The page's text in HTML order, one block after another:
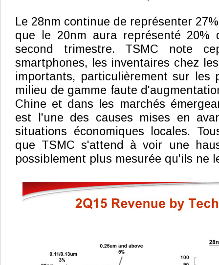
Le 28nm continue de représenter
que le 20nm aura représenté 20%
second trimestre. TSMC note
smartphones, les inventaires chez
importants, particulièrement sur les
milieu de gamme faute
Chine et dans les marchés
est l'une des causes mises en
situations économiques locales.
que TSMC s'attend à voir une
possiblement plus mesurée qu'ils ne